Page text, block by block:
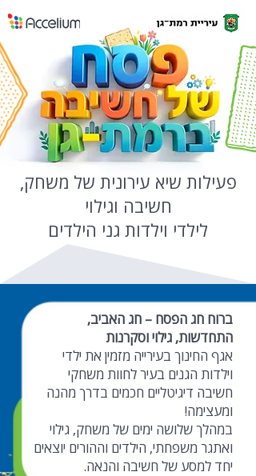
פעילות שיא עירונית של משחק,
חשיבה וגילוי
לילדי וילדות גני הילדים
ברוח חג הפסח – חג האביב,
התחדשות, גילוי וסקרנות
אגף החינוך בעירייה מזמין את ילדי
וילדות הגנים בעיר לחוות משחקי
חשיבה דיגיטליים חכמים בדרך מהנה
ומעצימה!
במהלך שלושה ימים של משחק, גילוי
ואתגר משפחתי, הילדים וההורים יוצאים
יחד למסע של חשיבה והנאה.